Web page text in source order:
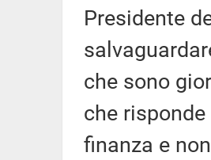
Presidente
che sono
che
finanza e